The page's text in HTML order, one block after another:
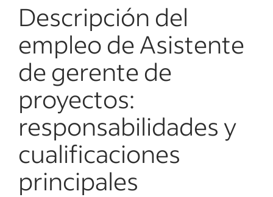
Descripción del
empleo de Asistente
de gerente de
proyectos:
responsabilidades y
cualificaciones
principales